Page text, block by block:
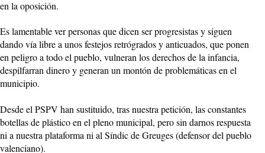
en la oposición.
Es lamentable ver personas que dicen ser progresistas y siguen
dando vía libre a unos festejos retrógrados y anticuados, que ponen
en peligro a todo el pueblo, vulneran los derechos de la infancia,
despilfarran dinero y generan un montón de problemáticas en el
municipio.
Desde el PSPV han sustituido, tras nuestra petición, las constantes
botellas de plástico en el pleno municipal, pero sin darnos respuesta
ni a nuestra plataforma ni al Síndic de Greuges (defensor del pueblo
valenciano).